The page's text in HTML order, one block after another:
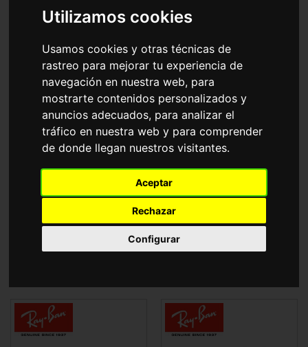
Utilizamos cookies
Usamos cookies y otras técnicas de
rastreo para mejorar tu experiencia de
navegación en nuestra web, para
mostrarte contenidos personalizados y
anuncios adecuados, para analizar el
tráfico en nuestra web y para comprender
de donde llegan nuestros visitantes.
Aceptar
Rechazar
Configurar
Gafas de SolRay-Ban
Ordenar por
RB4940 WAYFARER
116,35€
RB2241 WAYFARER
WAY
116,35€